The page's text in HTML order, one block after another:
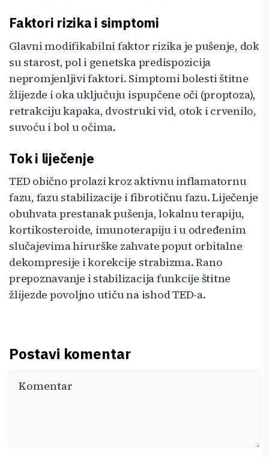
Faktori rizika i simptomi
Glavni modifikabilni faktor rizika je pušenje, dok
su starost, pol i genetska predispozicija
nepromjenljivi faktori. Simptomi bolesti štitne
žlijezde i oka uključuju ispupčene oči (proptoza),
retrakciju kapaka, dvostruki vid, otok i crvenilo,
suvoću i bol u očima.
Tok i liječenje
TED obično prolazi kroz aktivnu inflamatornu
fazu, fazu stabilizacije i fibrotičnu fazu. Liječenje
obuhvata prestanak pušenja, lokalnu terapiju,
kortikosteroide, imunoterapiju i u određenim
slučajevima hirurške zahvate poput orbitalne
dekompresije i korekcije strabizma. Rano
prepoznavanje i stabilizacija funkcije štitne
žlijezde povoljno utiču na ishod TED-a.
Postavi komentar